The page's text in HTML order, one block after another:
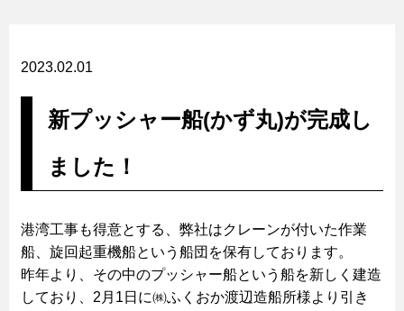
2023.02.01
新プッシャー船(かず丸)が完成し
ました！
港湾工事も得意とする、弊社はクレーンが付いた作業
船、旋回起重機船という船団を保有しております。
昨年より、その中のプッシャー船という船を新しく建造
しており、2月1日に㈱ふくおか渡辺造船所様より引き